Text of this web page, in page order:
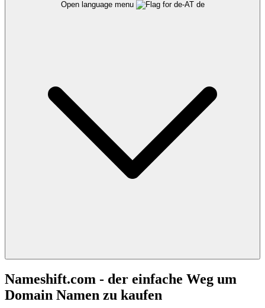
Open language menu de
Nameshift.com - der einfache Weg um
Domain Namen zu kaufen